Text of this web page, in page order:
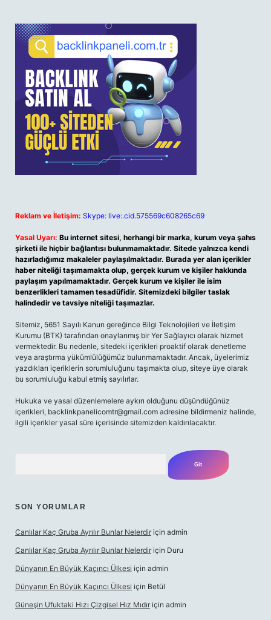
Reklam ve İletişim: Skype: live:.cid.575569c608265c69
Yasal Uyarı: Bu internet sitesi, herhangi bir marka, kurum veya şahıs
şirketi ile hiçbir bağlantısı bulunmamaktadır. Sitede yalnızca kendi
hazırladığımız makaleler paylaşılmaktadır. Burada yer alan içerikler
haber niteliği taşımamakta olup, gerçek kurum ve kişiler hakkında
paylaşım yapılmamaktadır. Gerçek kurum ve kişiler ile isim
benzerlikleri tamamen tesadüfidir. Sitemizdeki bilgiler taslak
halindedir ve tavsiye niteliği taşımazlar.
Sitemiz, 5651 Sayılı Kanun gereğince Bilgi Teknolojileri ve İletişim
Kurumu (BTK) tarafından onaylanmış bir Yer Sağlayıcı olarak hizmet
vermektedir. Bu nedenle, sitedeki içerikleri proaktif olarak denetleme
veya araştırma yükümlülüğümüz bulunmamaktadır. Ancak, üyelerimiz
yazdıkları içeriklerin sorumluluğunu taşımakta olup, siteye üye olarak
bu sorumluluğu kabul etmiş sayılırlar.
Hukuka ve yasal düzenlemelere aykırı olduğunu düşündüğünüz
içerikleri, backlinkpanelicomtr@gmail.com adresine bildirmeniz halinde,
ilgili içerikler yasal süre içerisinde sitemizden kaldırılacaktır.
SON YORUMLAR
Canlılar Kaç Gruba Ayrılır Bunlar Nelerdir için admin
Canlılar Kaç Gruba Ayrılır Bunlar Nelerdir için Duru
Dünyanın En Büyük Kaçıncı Ülkesi için admin
Dünyanın En Büyük Kaçıncı Ülkesi için Betül
Güneşin Ufuktaki Hızı Çizgisel Hız Mıdır için admin